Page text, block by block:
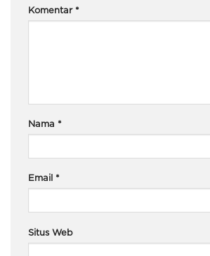
Komentar *
Nama *
Email *
Situs Web